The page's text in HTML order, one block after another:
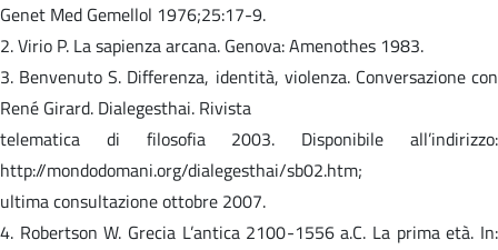
Genet Med Gemellol 1976;25:17-9.
2. Virio P. La sapienza arcana. Genova: Amenothes 1983.
3. Benvenuto S. Differenza, identità, violenza. Conversazione con
René Girard. Dialegesthai. Rivista
telematica di filosofia 2003. Disponibile all’indirizzo:
http://mondodomani.org/dialegesthai/sb02.htm;
ultima consultazione ottobre 2007.
4. Robertson W. Grecia L’antica 2100-1556 a.C. La prima età. In: